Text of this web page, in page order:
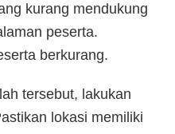
kurang mendukung
peserta.
berkurang.
tersebut, lakukan
lokasi memiliki